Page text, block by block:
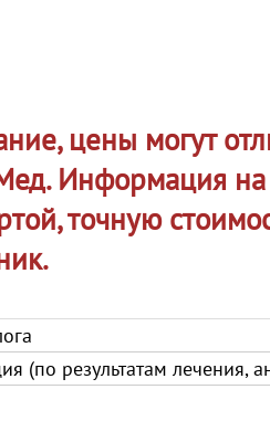
цены могут
Информация на
точную
(по результатам лечения,